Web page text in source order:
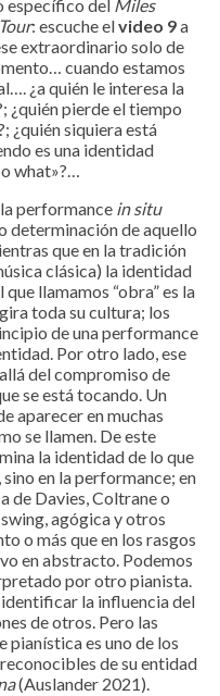
específico del Miles
: escuche elvideo 9a
extraordinario solo de
cuando estamos
¿a quién le interesa la
¿quién pierde el tiempo
¿quién siquiera está
es una identidad
what»?…
performance in situ
determinación de aquello
que en la tradición
clásica) la identidad
llamamos “obra” es la
toda su cultura; los
de una performance
Por otro lado, ese
del compromiso de
se está tocando. Un
aparecer en muchas
se llamen. De este
la identidad de lo que
en la performance; en
de Davies, Coltrane o
agógica y otros
o más que en los rasgos
en abstracto. Podemos
por otro pianista.
la influencia del
de otros. Pero las
es uno de los
de su entidad
(Auslander 2021).